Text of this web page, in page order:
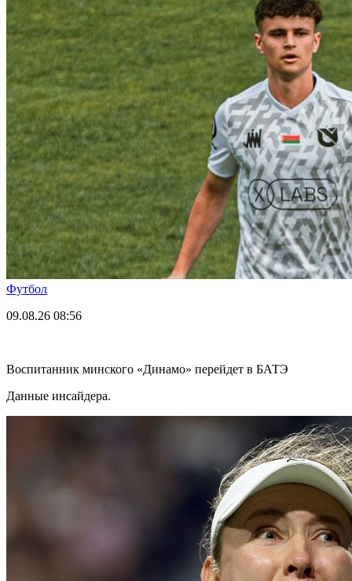
Футбол
09.08.26 08:56
Воспитанник минского «Динамо» перейдет в БАТЭ
Данные инсайдера.